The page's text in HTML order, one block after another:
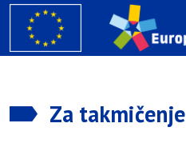
Za takmičenje